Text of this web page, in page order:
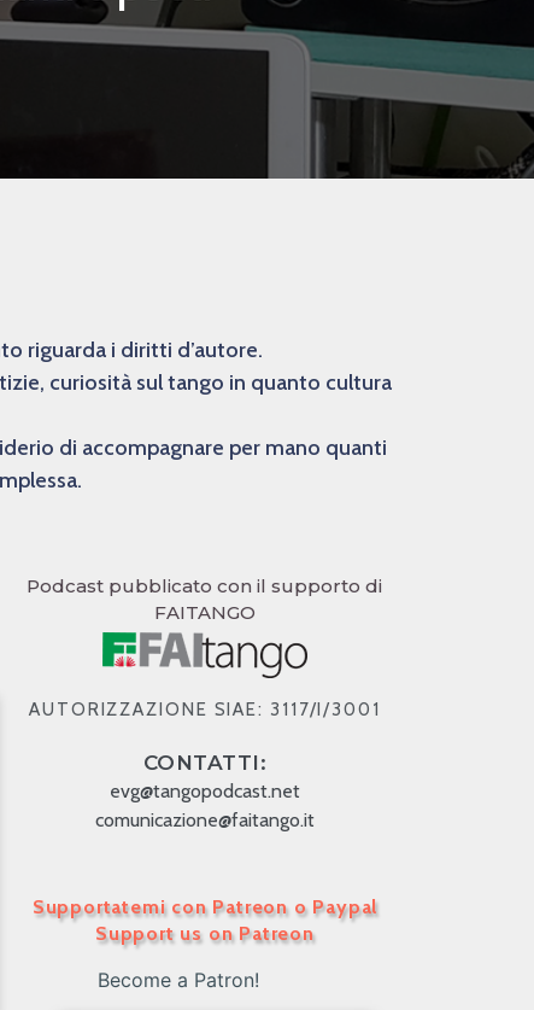
riguarda i diritti d’autore.
curiosità sul tango in quanto cultura
di accompagnare per mano quanti
Podcast pubblicato con il supporto di
FAITANGO
AUTORIZZAZIONE SIAE: 3117/I/3001
CONTATTI:
evg@tangopodcast.net
comunicazione@faitango.it
Supportatemi con Patreon o Paypal
Support us on Patreon
Become a Patron!